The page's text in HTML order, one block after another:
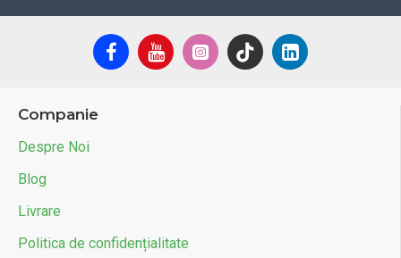
Companie
Despre Noi
Blog
Livrare
Politica de confidențialitate